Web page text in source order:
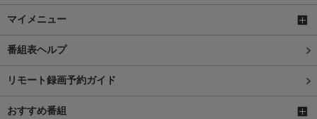
マイメニュー
番組表ヘルプ
リモート録画予約ガイド
おすすめ番組